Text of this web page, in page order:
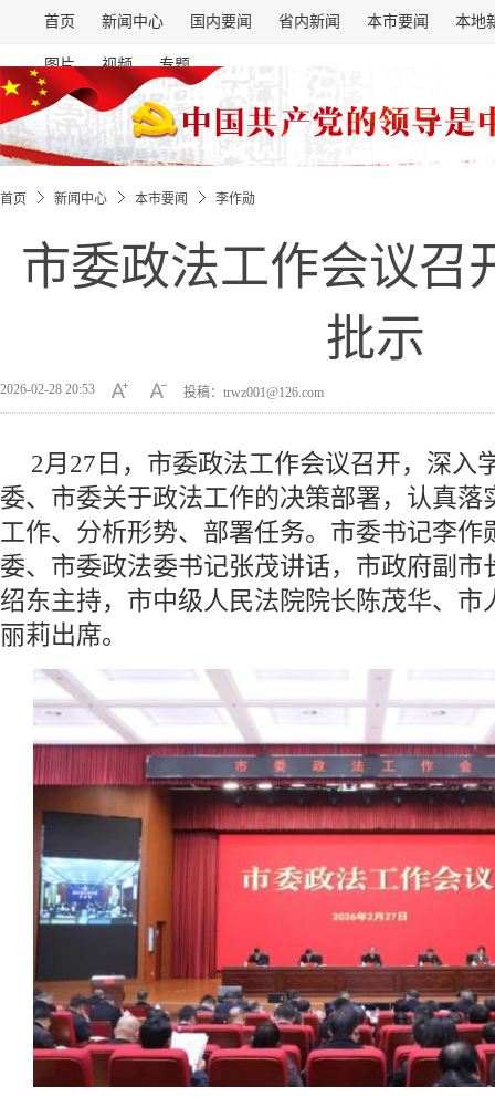
首页 新闻中心 国内要闻 省内新闻 本市要闻 本地
图片 视频 专题
首页 新闻中心 本市要闻 李作勋
市委政法工作会议召
批示
2026-02-28 20:53 投稿：trwz001@126.com
2月27日，市委政法工作会议召开，深入
委、市委关于政法工作的决策部署，认真落
工作、分析形势、部署任务。市委书记李作
委、市委政法委书记张茂讲话，市政府副市
绍东主持，市中级人民法院院长陈茂华、市
丽莉出席。